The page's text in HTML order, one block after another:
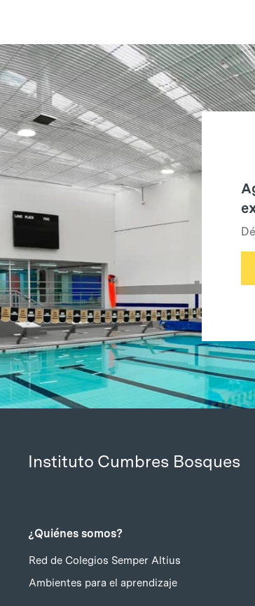
Instituto Cumbres Bosques
¿Quiénes somos?
Red de Colegios Semper Altius
Ambientes para el aprendizaje